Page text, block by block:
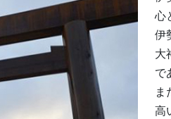
心
伊
大
で
ま
高